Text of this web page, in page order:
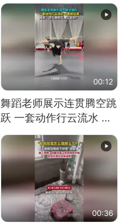
00:12
舞蹈老师展示连贯腾空跳
跃 一套动作行云流水 节
奏感拉满 网友：怎么做
到又舞又武的？
00:36